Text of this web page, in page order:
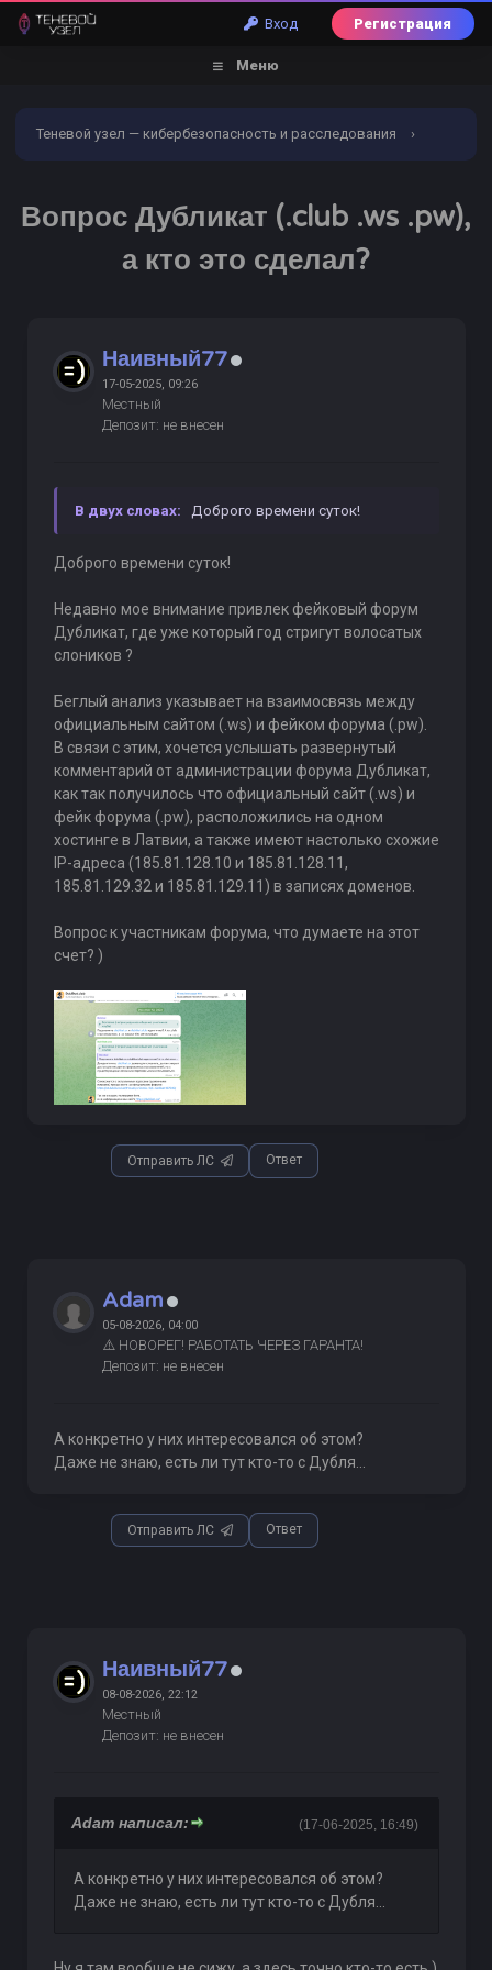
Вход Регистрация
Меню
Теневой узел — кибербезопасность и расследования ›
Вопрос Дубликат (.club .ws .pw),
а кто это сделал?
Наивный77
17-05-2025, 09:26
Местный
Депозит: не внесен
В двух словах: Доброго времени суток!
Доброго времени суток!
Недавно мое внимание привлек фейковый форум
Дубликат, где уже который год стригут волосатых
слоников ?
Беглый анализ указывает на взаимосвязь между
официальным сайтом (.ws) и фейком форума (.pw).
В связи с этим, хочется услышать развернутый
комментарий от администрации форума Дубликат,
как так получилось что официальный сайт (.ws) и
фейк форума (.pw), расположились на одном
хостинге в Латвии, а также имеют настолько схожие
IP-адреса (185.81.128.10 и 185.81.128.11,
185.81.129.32 и 185.81.129.11) в записях доменов.
Вопрос к участникам форума, что думаете на этот
счет? )
Отправить ЛС Ответ
Adam
05-08-2026, 04:00
⚠️ НОВОРЕГ! РАБОТАТЬ ЧЕРЕЗ ГАРАНТА!
Депозит: не внесен
А конкретно у них интересовался об этом?
Даже не знаю, есть ли тут кто-то с Дубля...
Отправить ЛС Ответ
Наивный77
08-08-2026, 22:12
Местный
Депозит: не внесен
(17-06-2025, 16:49)
Adam написал:
А конкретно у них интересовался об этом?
Даже не знаю, есть ли тут кто-то с Дубля...